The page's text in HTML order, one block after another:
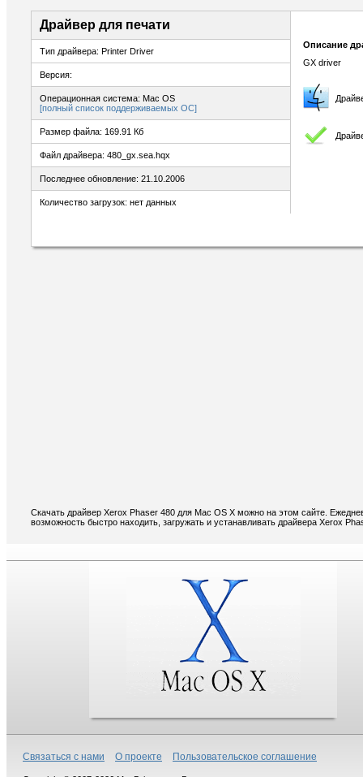
Драйвер для печати
Тип драйвера: Printer Driver
Версия:
Операционная система: Mac OS
[полный список поддерживаемых ОС]
Размер файла: 169.91 Кб
Файл драйвера: 480_gx.sea.hqx
Последнее обновление: 21.10.2006
Количество загрузок: нет данных
Описание
GX driver
Скачать драйвер Xerox Phaser 480 для Mac OS X можно на этом сайте.
возможность быстро находить, загружать и устанавливать драйвера Xerox
Связаться с нами О проекте Пользовательское соглашение